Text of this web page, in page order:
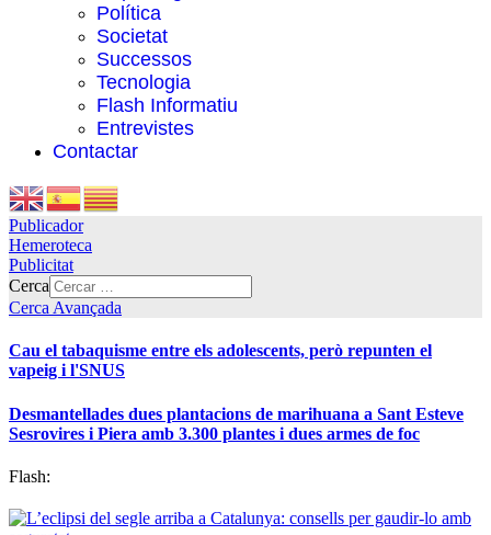
Política
Societat
Successos
Tecnologia
Flash Informatiu
Entrevistes
Contactar
Publicador
Hemeroteca
Publicitat
Cerca
Cerca Avançada
Cau el tabaquisme entre els adolescents, però repunten el
vapeig i l'SNUS
Desmantellades dues plantacions de marihuana a Sant Esteve
Sesrovires i Piera amb 3.300 plantes i dues armes de foc
Flash: